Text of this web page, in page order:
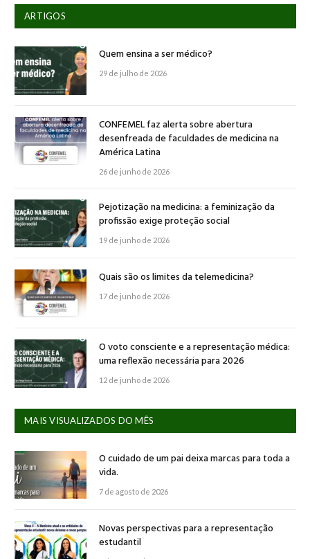
ARTIGOS
Quem ensina a ser médico?
29 de julho de 2026
CONFEMEL faz alerta sobre abertura
desenfreada de faculdades de medicina na
América Latina
26 de junho de 2026
Pejotização na medicina: a feminização da
profissão exige proteção social
19 de junho de 2026
Quais são os limites da telemedicina?
17 de junho de 2026
O voto consciente e a representação médica:
uma reflexão necessária para 2026
12 de junho de 2026
MAIS VISUALIZADOS DO MÊS
O cuidado de um pai deixa marcas para toda a
vida.
7 de agosto de 2026
Novas perspectivas para a representação
estudantil